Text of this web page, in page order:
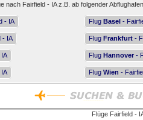
nach Fairfield - IA z.B. ab folgender
- IA Flug Basel -
- IA Flug Frankfurt -
IA Flug Hannover -
IA Flug Wien -